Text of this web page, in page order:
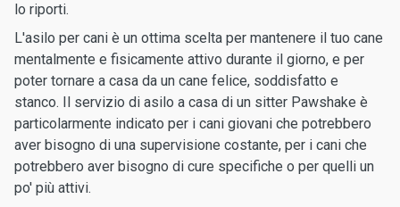
lo riporti.
L'asilo per cani è un ottima scelta per mantenere il tuo cane
mentalmente e fisicamente attivo durante il giorno, e per
poter tornare a casa da un cane felice, soddisfatto e
stanco. Il servizio di asilo a casa di un sitter Pawshake è
particolarmente indicato per i cani giovani che potrebbero
aver bisogno di una supervisione costante, per i cani che
potrebbero aver bisogno di cure specifiche o per quelli un
po' più attivi.